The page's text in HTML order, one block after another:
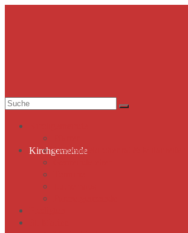
Kirchgemeinde
Suche
Gemeindekirchenrat & Mitarbeiter